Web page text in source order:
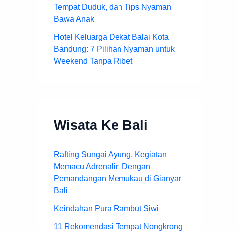
Tempat Duduk, dan Tips Nyaman
Bawa Anak
Hotel Keluarga Dekat Balai Kota
Bandung: 7 Pilihan Nyaman untuk
Weekend Tanpa Ribet
Wisata Ke Bali
Rafting Sungai Ayung, Kegiatan
Memacu Adrenalin Dengan
Pemandangan Memukau di Gianyar
Bali
Keindahan Pura Rambut Siwi
11 Rekomendasi Tempat Nongkrong